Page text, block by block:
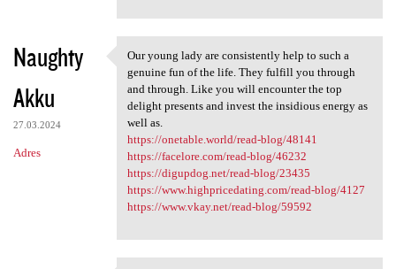
Naughty
Akku
27.03.2024
Adres
Our young lady are
Our young lady are consistently help to such a
genuine fun of the life. They fulfill you through
and through. Like you will encounter the top
delight presents and invest the insidious energy as
well as.
https://onetable.world/read-blog/48141
https://facelore.com/read-blog/46232
https://digupdog.net/read-blog/23435
https://www.highpricedating.com/read-blog/4127
https://www.vkay.net/read-blog/59592